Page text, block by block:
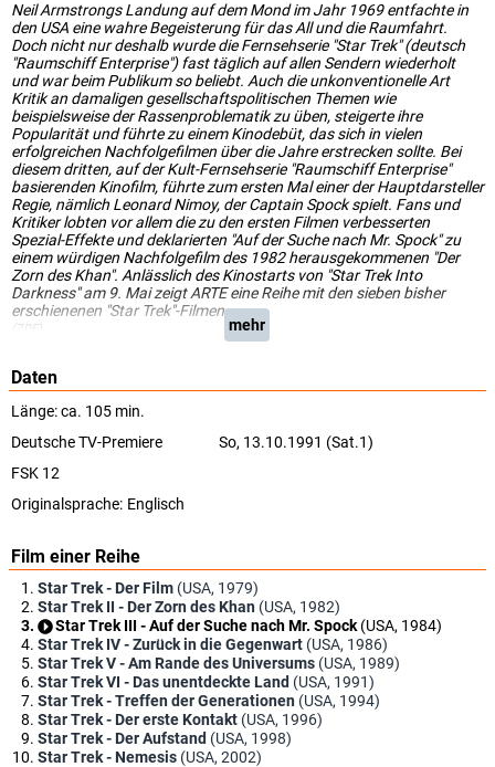
Neil Armstrongs Landung auf dem Mond im Jahr 1969 entfachte in
den USA eine wahre Begeisterung für das All und die Raumfahrt.
Doch nicht nur deshalb wurde die Fernsehserie "Star Trek" (deutsch
"Raumschiff Enterprise") fast täglich auf allen Sendern wiederholt
und war beim Publikum so beliebt. Auch die unkonventionelle Art
Kritik an damaligen gesellschaftspolitischen Themen wie
beispielsweise der Rassenproblematik zu üben, steigerte ihre
Popularität und führte zu einem Kinodebüt, das sich in vielen
erfolgreichen Nachfolgefilmen über die Jahre erstrecken sollte. Bei
diesem dritten, auf der Kult-Fernsehserie "Raumschiff Enterprise"
basierenden Kinofilm, führte zum ersten Mal einer der Hauptdarsteller
Regie, nämlich Leonard Nimoy, der Captain Spock spielt. Fans und
Kritiker lobten vor allem die zu den ersten Filmen verbesserten
Spezial-Effekte und deklarierten "Auf der Suche nach Mr. Spock" zu
einem würdigen Nachfolgefilm des 1982 herausgekommenen "Der
Zorn des Khan". Anlässlich des Kinostarts von "Star Trek Into
Darkness" am 9. Mai zeigt ARTE eine Reihe mit den sieben bisher
erschienenen "Star Trek"-Filmen.
(ZDF) mehr
Daten
Länge: ca. 105 min.
Deutsche TV-Premiere
So, 13.10.1991 (Sat.1)
FSK 12
Originalsprache: Englisch
Film einer Reihe
Star Trek - Der Film (USA, 1979)
Star Trek II - Der Zorn des Khan (USA, 1982)
Star Trek III - Auf der Suche nach Mr. Spock (USA, 1984)
Star Trek IV - Zurück in die Gegenwart (USA, 1986)
Star Trek V - Am Rande des Universums (USA, 1989)
Star Trek VI - Das unentdeckte Land (USA, 1991)
Star Trek - Treffen der Generationen (USA, 1994)
Star Trek - Der erste Kontakt (USA, 1996)
Star Trek - Der Aufstand (USA, 1998)
Star Trek - Nemesis (USA, 2002)